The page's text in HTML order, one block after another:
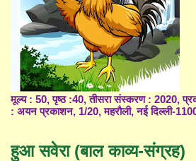
मूल्य : 50, पृष्ठ :40, तीसरा संस्करण : 2020,
: अयन प्रकाशन, 1/20, महरौली, नई दिल्ली-
हुआ सवेरा (बाल काव्य-संग्रह)